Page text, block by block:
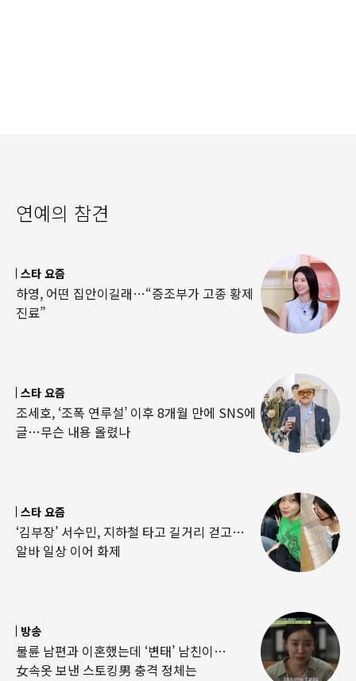
연예의 참견
스타 요즘
하영, 어떤 집안이길래…“증조부가 고종 황제
진료”
스타 요즘
조세호, ‘조폭 연루설’ 이후 8개월 만에 SNS에
글…무슨 내용 올렸나
스타 요즘
‘김부장’ 서수민, 지하철 타고 길거리 걷고…
알바 일상 이어 화제
방송
불륜 남편과 이혼했는데 ‘변태’ 남친이…
女속옷 보낸 스토킹男 충격 정체는